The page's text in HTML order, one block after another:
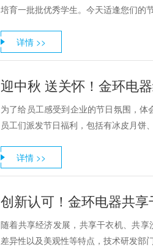
培育一批批优秀学生。今天适逢您们的
详情 >>
迎中秋 送关怀！金环电
为了给员工感受到企业的节日氛围，
员工们派发节日福利，包括有冰皮月饼
详情 >>
创新认可！金环电器共
随着共享经济发展，共享干衣机、共享
差异性以及美观性等特点，技术研发部